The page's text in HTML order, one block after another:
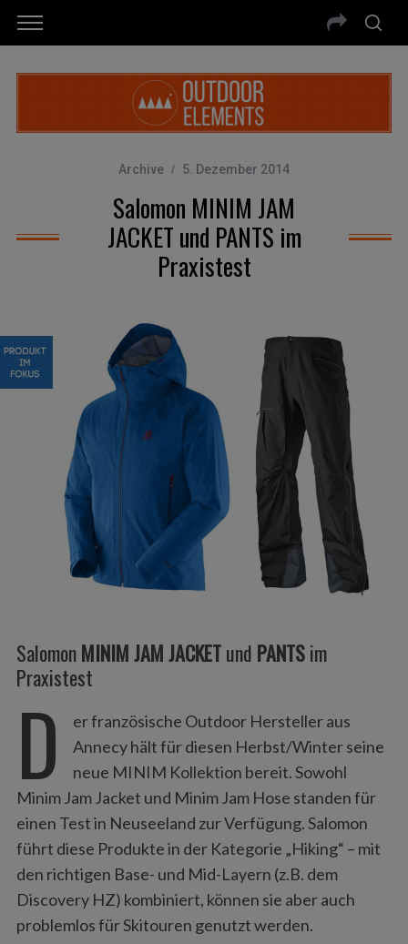
Archive 5. Dezember 2014
Salomon MINIM JAM
JACKET und PANTS im
Praxistest
SalomonMINIM JAM JACKETund PANTSim
Praxistest
D
er französische Outdoor Hersteller aus
Annecy hält für diesen Herbst/Winter seine
neue MINIM Kollektion bereit. Sowohl
Minim Jam Jacket und Minim Jam Hose standen für
einen Test in Neuseeland zur Verfügung. Salomon
führt diese Produkte in der Kategorie „Hiking“ – mit
den richtigen Base- und Mid-Layern (z.B. dem
Discovery HZ) kombiniert, können sie aber auch
problemlos für Skitouren genutzt werden.